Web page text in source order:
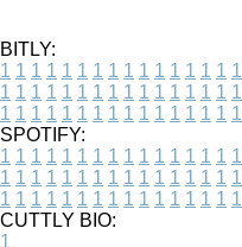
BITLY:
1 1 1 1 1 1 1 1 1 1 1 1 1 1 1 1
1 1 1 1 1 1 1 1 1 1 1 1 1 1 1 1
1 1 1 1 1 1 1 1 1 1 1 1 1 1 1 1
SPOTIFY:
1 1 1 1 1 1 1 1 1 1 1 1 1 1 1 1
1 1 1 1 1 1 1 1 1 1 1 1 1 1 1 1
1 1 1 1 1 1 1 1 1 1 1 1 1 1 1 1
CUTTLY BIO:
1